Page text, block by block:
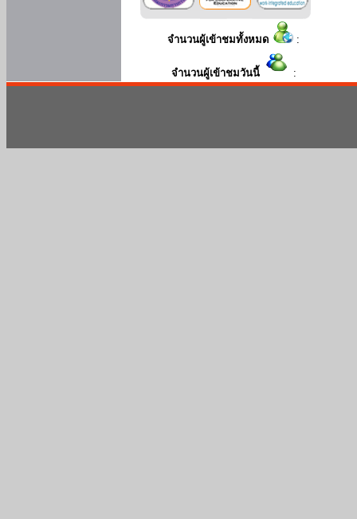
จำนวนผู้เข้าชมทั้งหมด :
จำนวนผู้เข้าชมวันนี้ :